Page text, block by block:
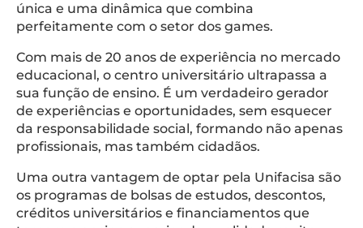
única e uma dinâmica que combina
perfeitamente com o setor dos games.
Com mais de 20 anos de experiência no mercado
educacional, o centro universitário ultrapassa a
sua função de ensino. É um verdadeiro gerador
de experiências e oportunidades, sem esquecer
da responsabilidade social, formando não apenas
profissionais, mas também cidadãos.
Uma outra vantagem de optar pela Unifacisa são
os programas de bolsas de estudos, descontos,
créditos universitários e financiamentos que